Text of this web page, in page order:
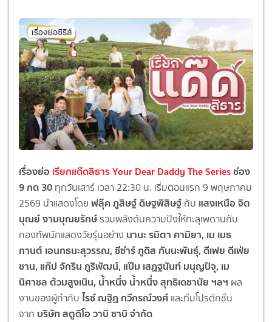
เรื่องย่อ เรียกแด๊ดสิธาร Your Dear Daddy The Seriesช่อง
9 กด 30 ทุกวันเสาร์ เวลา 22:30 น. เริ่มตอนแรก 9 พฤษภาคม
2569 นำแสดงโดย ฟลุ๊ค ภูสิษฐ์ ดิษฐพิสิษฐ์ กับ แสงเหนือ จิต
บุณย์ งามบุณยรักษ์รวมพลังดันความปังให้ทะลุเพดานกับ
กองทัพนักแสดงวัยรุ่นอย่าง นานะ รมิตา คามิยา,เม เมธ
กานต์ เอนกธนะสุวรรณ,ซีซ่าร์ ภูดิส กันนะพันธุ์,ดีเฟย ดีเฟ่ย
ชาน,แก๊ป จักริน ภูริพัฒน์,แป๊ม เสฏฐนันท์ มนุญปิจุ,เม
นิศาชล ต้วมสูงเนิน,น้ำหนึ่ง น้ำหนึ่ง สุทธิเดชานัยฯลฯ ผล
งานของผู้กำกับ ไรซ์ณฐิฏ กวีกรณ์วงศ์ และทีมโปรดักชั่น
จาก บริษัท สตูดิโอ วาบิ ซาบิ จำกัด